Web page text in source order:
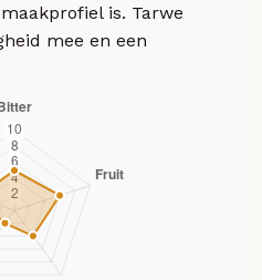
is. Tarwe
mee en een